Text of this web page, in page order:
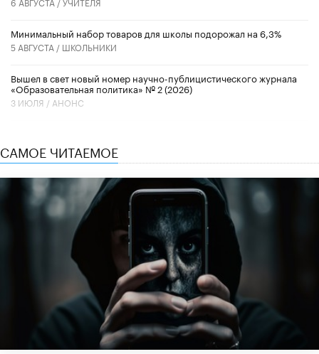
Минимальный набор товаров для школы подорожал на 6,3%
5 АВГУСТА / ШКОЛЬНИКИ
Вышел в свет новый номер научно-публицистического журнала
«Образовательная политика» № 2 (2026)
3 ИЮЛЯ / АНОНС
САМОЕ ЧИТАЕМОЕ